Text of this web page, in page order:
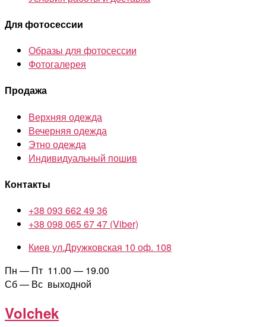
Для фотосессии
Образы для фотосессии
Фотогалерея
Продажа
Верхняя одежда
Вечерняя одежда
Этно одежда
Индивидуальный пошив
Контакты
+38 093 662 49 36
+38 098 065 67 47 (Viber)
Киев ул.Дружковская 10 оф. 108
Пн — Пт 11.00 — 19.00
Сб — Вс выходной
Volchek